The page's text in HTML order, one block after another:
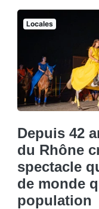
Locales
Depuis 42
du Rhône
spectacle
de monde
population